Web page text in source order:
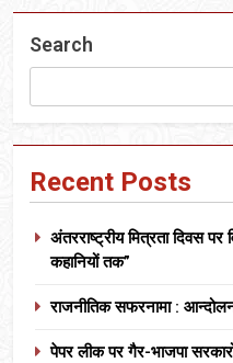
Search
Recent Posts
अंतरराष्ट्रीय मित्रता दिवस
कहानियों तक”
राजनीतिक सफरनामा :
पेपर लीक पर गैर-भाजपा